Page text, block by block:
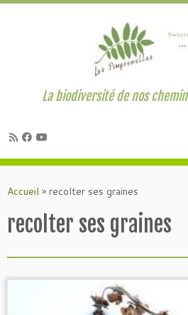
au
La biodiversité de nos
Accueil » recolter ses graines
recolter ses graines